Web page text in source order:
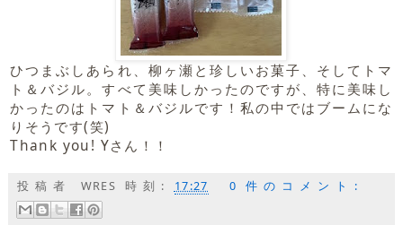
ひつまぶしあられ、柳ヶ瀬と珍しいお菓子、そしてトマ
ト＆バジル。すべて美味しかったのですが、特に美味し
かったのはトマト＆バジルです！私の中ではブームにな
りそうです(笑)
Thank you! Yさん！！
投稿者 WRES 時刻: 17:27 0 件のコメント: